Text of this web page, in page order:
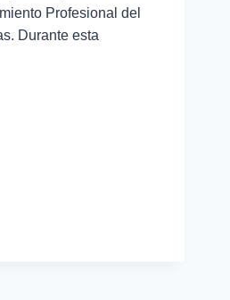
Profesional del
Durante esta